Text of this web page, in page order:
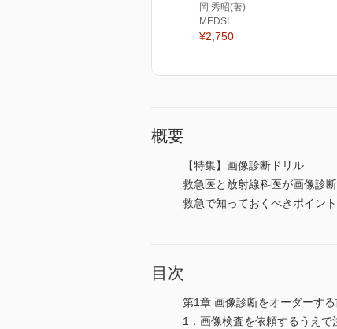
岡 秀昭(著)
MEDSI
¥2,750
概要
【特集】画像診断ドリル
救急医と放射線科医が画像診
救急で知っておくべきポイン
目次
第1章 画像診断をオーダーす
1．画像検査を依頼するうえで